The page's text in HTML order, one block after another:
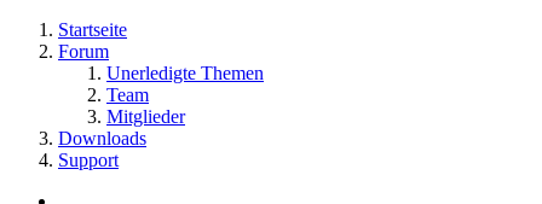
Startseite
Forum
Unerledigte Themen
Team
Mitglieder
Downloads
Support